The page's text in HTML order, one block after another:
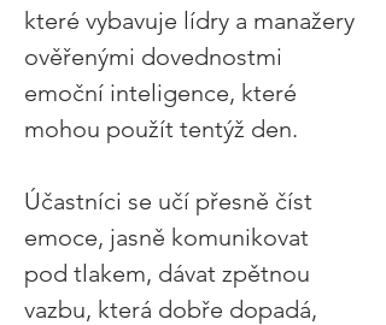
které vybavuje lídry a manažery
ověřenými dovednostmi
emoční inteligence, které
mohou použít tentýž den.
Účastníci se učí přesně číst
emoce, jasně komunikovat
pod tlakem, dávat zpětnou
vazbu, která dobře dopadá,